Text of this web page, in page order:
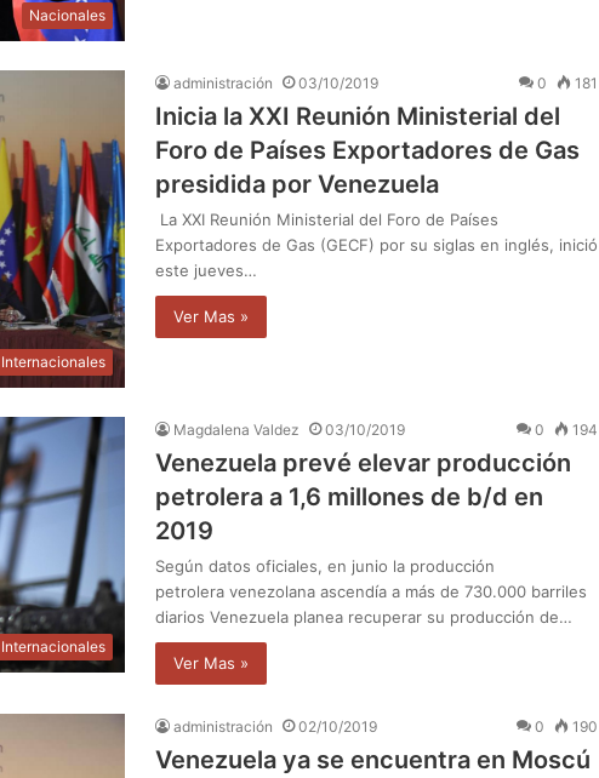
Nacionales
Internacionales
administración 03/10/2019 0 181
Inicia la XXI Reunión Ministerial del
Foro de Países Exportadores de Gas
presidida por Venezuela
La XXI Reunión Ministerial del Foro de Países
Exportadores de Gas (GECF) por su siglas en inglés, inició
este jueves…
Ver Mas »
Internacionales
Magdalena Valdez 03/10/2019 0 194
Venezuela prevé elevar producción
petrolera a 1,6 millones de b/d en
2019
Según datos oficiales, en junio la producción
petrolera venezolana ascendía a más de 730.000 barriles
diarios Venezuela planea recuperar su producción de…
Ver Mas »
administración 02/10/2019 0 190
Venezuela ya se encuentra en Moscú